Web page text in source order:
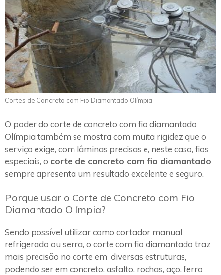
Cortes de Concreto com Fio Diamantado Olímpia
O poder do corte de concreto com fio diamantado
Olímpia também se mostra com muita rigidez que o
serviço exige, com lâminas precisas e, neste caso, fios
especiais, o corte de concreto com fio diamantado
sempre apresenta um resultado excelente e seguro.
Porque usar o Corte de Concreto com Fio
Diamantado Olímpia?
Sendo possível utilizar como cortador manual
refrigerado ou serra, o corte com fio diamantado traz
mais precisão no corte em diversas estruturas,
podendo ser em concreto, asfalto, rochas, aço, ferro